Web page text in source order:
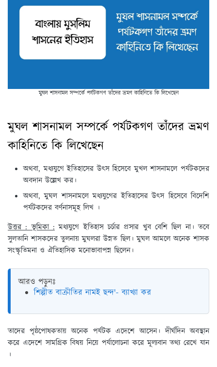
মুঘল শাসনামল সম্পর্কে পর্যটকগণ তাঁদের ভ্রমণ কাহিনিতে কি লিখেছেন
মুঘল শাসনামল সম্পর্কে পর্যটকগণ তাঁদের ভ্রমণ
কাহিনিতে কি লিখেছেন
অথবা, মধ্যযুগে ইতিহাসের উৎস হিসেবে মুখল শাসনামলে পর্যটকদের
অবদান উল্লেখ কর।
অথবা, মুঘল শাসনামলে মধ্যযুগের ইতিহাসের উৎস হিসেবে বিদেশি
পর্যটকদের বর্ণনাসমূহ লিখ ।
উত্তর : ভূমিকা : মধ্যযুগে ইতিহাস চর্চার প্রসার খুব বেশি ছিল না। তবে
সুলতানি শাসকদের তুলনায় মুঘলরা উন্নত ছিল। মুঘল আমলে অনেক শাসক
সংস্কৃতিমনা ও ঐতিহাসিক মনোভাবাপন্ন ছিলেন।
আরও পড়ুনঃ
শিল্পীত বাক্রীতির নামই ছন্দ'- ব্যাখ্যা কর
তাদের পৃষ্ঠপোষকতায় অনেক পর্যটক এদেশে আসেন। দীর্ঘদিন অবস্থান
করে এদেশে সামগ্রিক বিষয় নিয়ে পর্যালোচনা করে মূল্যবান তথ্য রেখে যান
।